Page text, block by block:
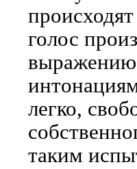
голос
выражению
легко,
таким